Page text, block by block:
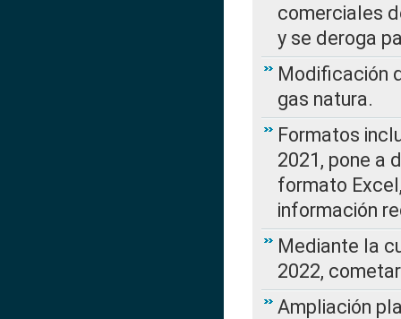
comerciales
y se deroga
Modificación
gas natura.
Formatos
2021, pone a
formato
información
Mediante la
2022,
Ampliación